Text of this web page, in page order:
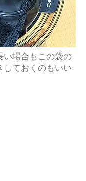
い場合もこの袋の
しておくのもいい